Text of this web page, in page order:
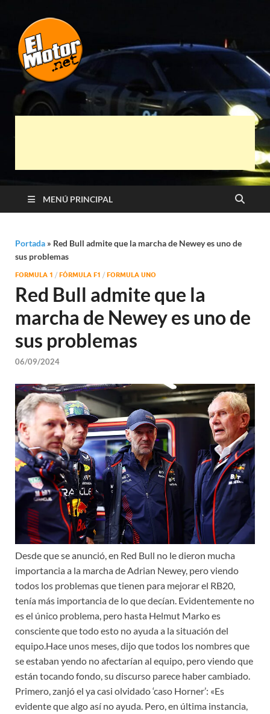
El Motor punto
Net
Automóviles
MENÚ PRINCIPAL
Portada » Red Bull admite que la marcha de Newey es uno de
sus problemas
FORMULA 1 / FÓRMULA F1 / FORMULA UNO
Red Bull admite que la
marcha de Newey es uno de
sus problemas
06/09/2024
Desde que se anunció, en Red Bull no le dieron mucha
importancia a la marcha de Adrian Newey, pero viendo
todos los problemas que tienen para mejorar el RB20,
tenía más importancia de lo que decían. Evidentemente no
es el único problema, pero hasta Helmut Marko es
consciente que todo esto no ayuda a la situación del
equipo.Hace unos meses, dijo que todos los nombres que
se estaban yendo no afectarían al equipo, pero viendo que
están tocando fondo, su discurso parece haber cambiado.
Primero, zanjó el ya casi olvidado ‘caso Horner’: «Es
evidente que algo así no ayuda. Pero, en última instancia,